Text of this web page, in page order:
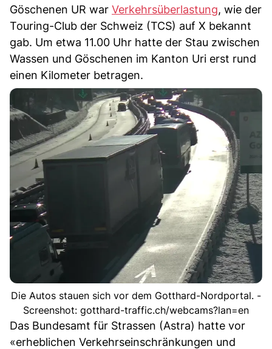
Göschenen UR war Verkehrsüberlastung, wie der
Touring-Club der Schweiz (TCS) auf X bekannt
gab. Um etwa 11.00 Uhr hatte der Stau zwischen
Wassen und Göschenen im Kanton Uri erst rund
einen Kilometer betragen.
Die Autos stauen sich vor dem Gotthard-Nordportal. -
Screenshot: gotthard-traffic.ch/webcams?lan=en
Das Bundesamt für Strassen (Astra) hatte vor
«erheblichen Verkehrseinschränkungen und